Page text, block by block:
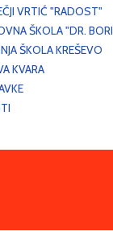
VRTIĆ "RADOST"
ŠKOLA "DR.
ŠKOLA KREŠEVO
KVARA